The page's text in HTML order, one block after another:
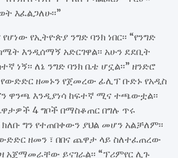
እፈልጋለሁ፡፡”
የኢትዮጵያ ንግድ ባንክ ነበር፡፡ “የንግድ
እንዲሰማኝ አድርገዋል፡፡ አሁን ደደቢት
ነኝ፡፡ ለኔ ንግድ ባንክ ቤቴ ሆኗል፡፡” ዘንድሮ
ዘመኑን የጀመረው ፊሊፕ ቡድኑ የአዲስ
ዋንጫ እንዲያነሳ ከፍተኛ ሚና ተጫውቷል፡፡
4 ግቦች በማስቆጠር በግሉ ጥሩ
ግን የተጠበቀውን ያህል መሆን አልቻለም፡፡
ዘመን ፣ በበና ጨዋታ ላይ ስለተፈጠረው
አጀማመራቸው ይናገራል፡፡ “ፕሪምየር ሊጉ